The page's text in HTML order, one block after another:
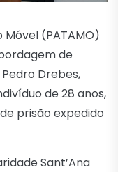
(PATAMO)
de
Drebes,
de 28 anos,
prisão expedido
Sant’Ana